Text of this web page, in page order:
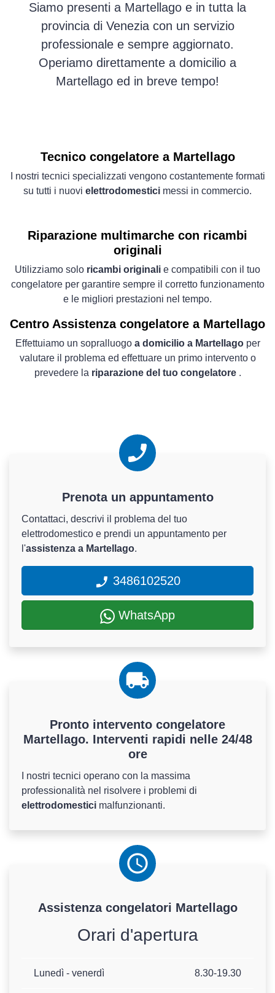
Siamo presenti a Martellago e in tutta la
provincia di Venezia con un servizio
professionale e sempre aggiornato.
Operiamo direttamente a domicilio a
Martellago ed in breve tempo!
Tecnico congelatore a Martellago
I nostri tecnici specializzati vengono costantemente formati
su tutti i nuovi elettrodomestici messi in commercio.
Riparazione multimarche con ricambi
originali
Utilizziamo solo ricambi originali e compatibili con il tuo
congelatore per garantire sempre il corretto funzionamento
e le migliori prestazioni nel tempo.
Centro Assistenza congelatore a Martellago
Effettuiamo un sopralluogo a domicilio a Martellagoper
valutare il problema ed effettuare un primo intervento o
prevedere la riparazione del tuo congelatore .
Prenota un appuntamento
Contattaci, descrivi il problema del tuo
elettrodomestico e prendi un appuntamento per
l'assistenza a Martellago.
3486102520
WhatsApp
Pronto intervento congelatore
Martellago. Interventi rapidi nelle 24/48
ore
I nostri tecnici operano con la massima
professionalità nel risolvere i problemi di
elettrodomestici malfunzionanti.
Assistenza congelatori Martellago
Orari d'apertura
Lunedì - venerdì 8.30-19.30